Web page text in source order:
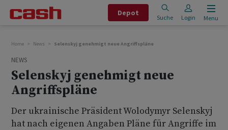
Depot
Suche Login Menu
Home News Selenskyj genehmigt neue Angriffspläne
NEWS
Selenskyj genehmigt neue
Angriffspläne
Der ukrainische Präsident Wolodymyr Selenskyj
hat nach eigenen Angaben Pläne für Angriffe im